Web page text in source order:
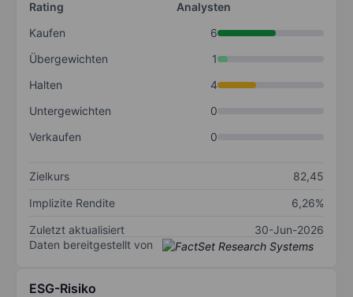
Rating
Analysten
Kaufen
6
Übergewichten
1
Halten
4
Untergewichten
0
Verkaufen
0
Zielkurs
82,45
Implizite Rendite
6,26%
Zuletzt aktualisiert
30-Jun-2026
Daten bereitgestellt von
ESG-Risiko